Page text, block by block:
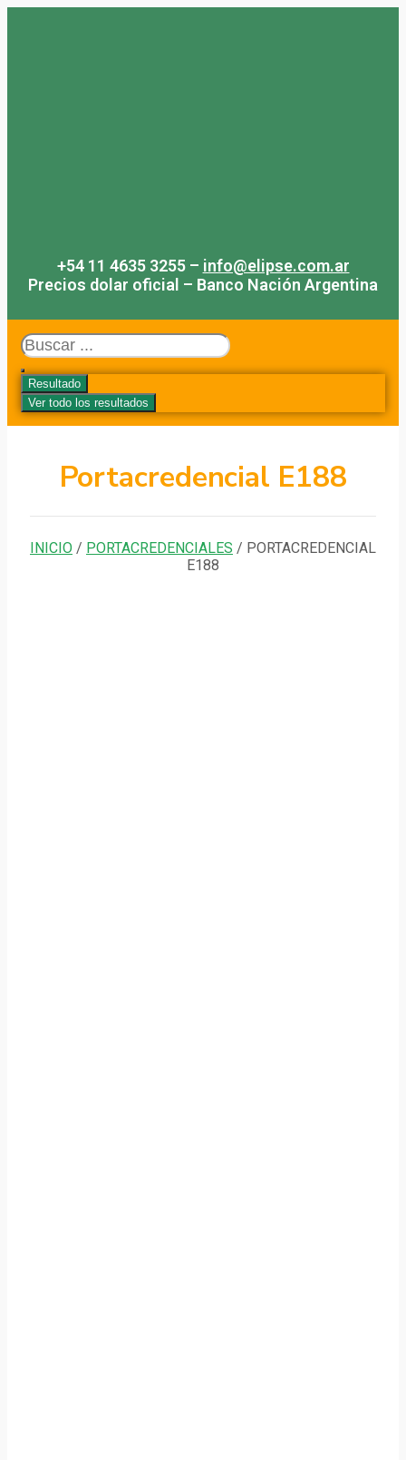
+54 11 4635 3255 – info@elipse.com.ar
Precios dolar oficial – Banco Nación Argentina
Search
...
Resultado
Ver todo los resultados
Portacredencial E188
INICIO / PORTACREDENCIALES / PORTACREDENCIAL
E188